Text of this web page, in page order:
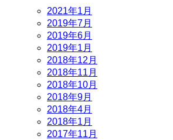
2021年1月
2019年7月
2019年6月
2019年1月
2018年12月
2018年11月
2018年10月
2018年9月
2018年4月
2018年1月
2017年11月